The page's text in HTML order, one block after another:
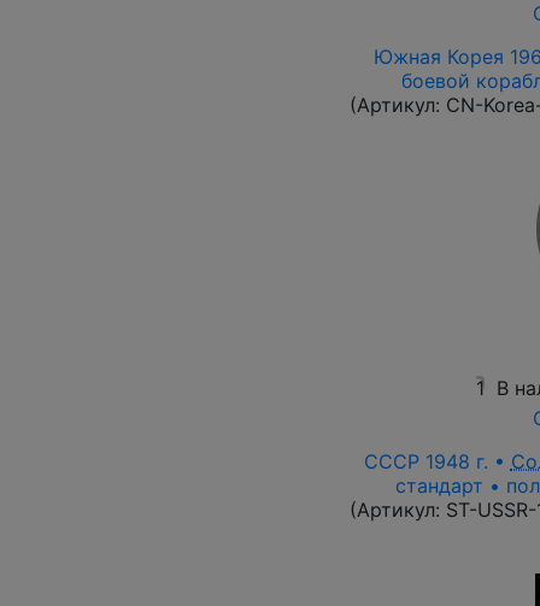
Южная Корея
боевой
(Артикул: CN-
1 В
СССР 1948 г. •
стандарт •
(Артикул: ST-